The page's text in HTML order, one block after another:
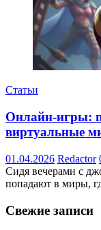
Статьи
Онлайн-игры:
виртуальные
01.04.2026 Redactor
Сидя вечерами с
попадают в миры,
Свежие записи